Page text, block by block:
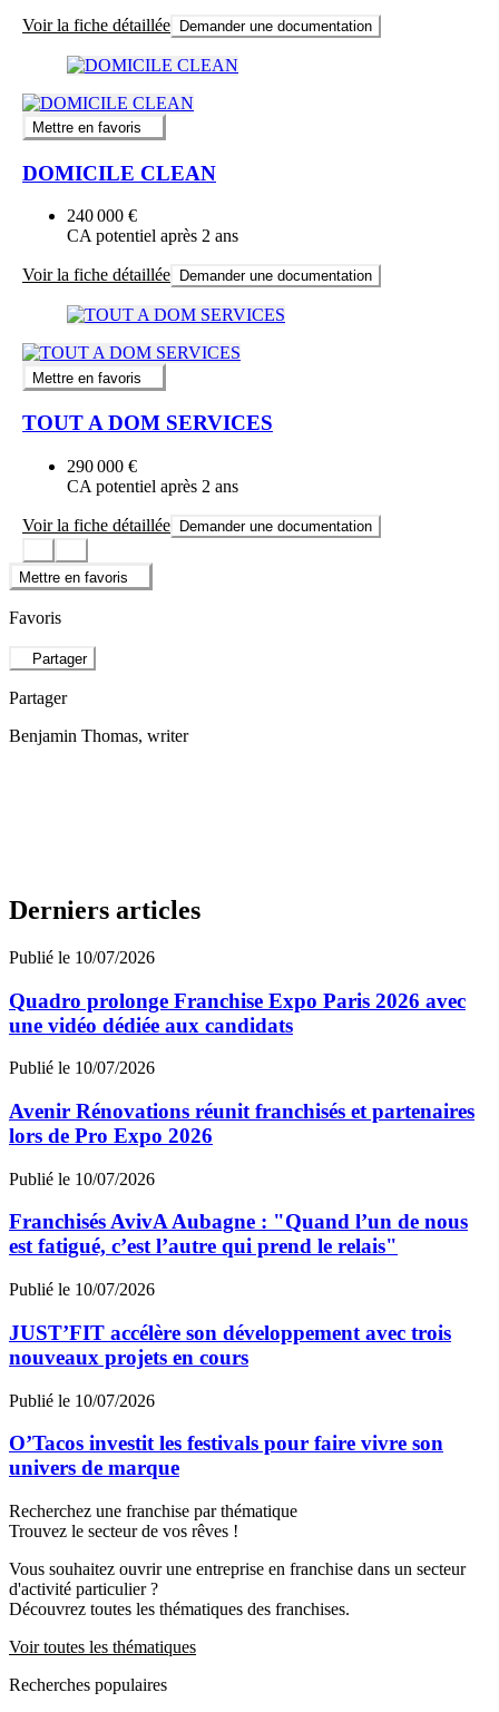
Voir la fiche détaillée Demander une documentation
Mettre en favoris
DOMICILE CLEAN
240 000 €
CA potentiel après 2 ans
Voir la fiche détaillée Demander une documentation
Mettre en favoris
TOUT A DOM SERVICES
290 000 €
CA potentiel après 2 ans
Voir la fiche détaillée Demander une documentation
Mettre en favoris
Favoris
Partager
Partager
Benjamin Thomas, writer
Derniers articles
Publié le 10/07/2026
Quadro prolonge Franchise Expo Paris 2026 avec
une vidéo dédiée aux candidats
Publié le 10/07/2026
Avenir Rénovations réunit franchisés et partenaires
lors de Pro Expo 2026
Publié le 10/07/2026
Franchisés AvivA Aubagne : "Quand l’un de nous
est fatigué, c’est l’autre qui prend le relais"
Publié le 10/07/2026
JUST’FIT accélère son développement avec trois
nouveaux projets en cours
Publié le 10/07/2026
O’Tacos investit les festivals pour faire vivre son
univers de marque
Recherchez une franchise par thématique
Trouvez le secteur de vos rêves !
Vous souhaitez ouvrir une entreprise en franchise dans un secteur
d'activité particulier ?
Découvrez toutes les thématiques des franchises.
Voir toutes les thématiques
Recherches populaires